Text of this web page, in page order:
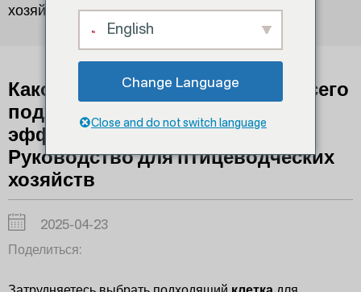
хозяйств
Какой материал клетки лучше всего
подходит для повышения
эффективности птицеводства?
Руководство для птицеводческих
хозяйств
2025-04-23
Поделиться:
English
Change Language
Close and do not switch language